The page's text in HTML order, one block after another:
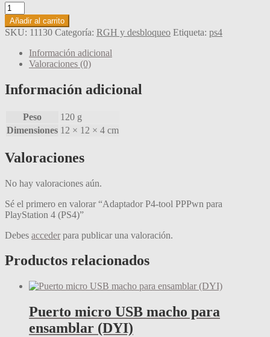
Adaptador
P4-
tool
PPPwn
para
PlayStation
(PS4)
cantidad
Añadir al carrito
SKU: 11130 Categoría: RGH y desbloqueo Etiqueta: ps4
Información adicional
Valoraciones (0)
Información adicional
Peso
120 g
Dimensiones 12 × 12 × 4 cm
Valoraciones
No hay valoraciones aún.
Sé el primero en valorar “Adaptador P4-tool PPPwn para
PlayStation 4 (PS4)”
Debes acceder para publicar una valoración.
Productos relacionados
Puerto micro USB macho para
ensamblar (DYI)